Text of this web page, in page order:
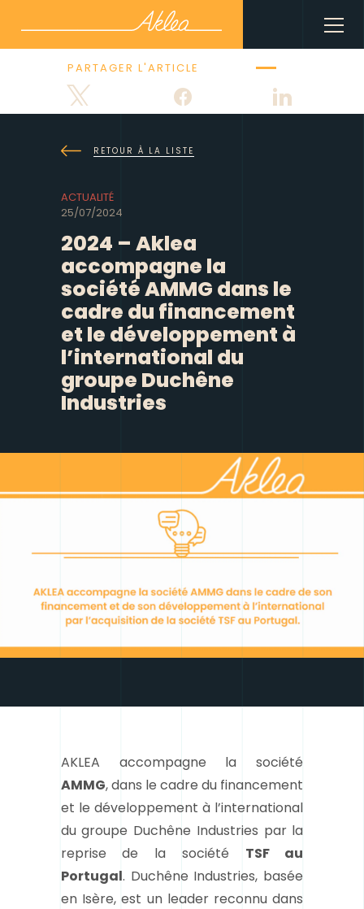
RETOUR À LA LISTE
ACTUALITÉ
25/07/2024
2024 – Aklea
accompagne la
société AMMG dans le
cadre du financement
et le développement à
l’international du
groupe Duchêne
Industries
PARTAGER L'ARTICLE
Partagez Partagez
AKLEA accompagne la société
AMMG, dans le cadre du financement
et le développement à l’international
du groupe Duchêne Industries par la
reprise de la société TSF au
Portugal. Duchêne Industries, basée
en Isère, est un leader reconnu dans